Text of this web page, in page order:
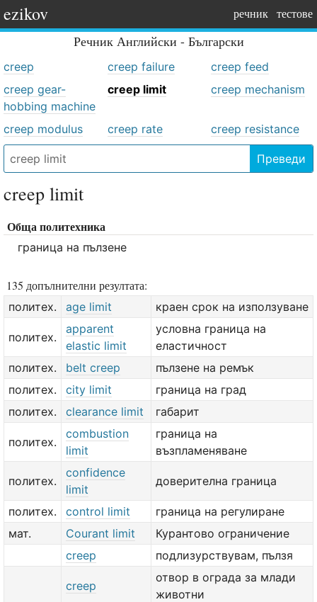
ezikov речник тестове
Речник Английски - Български
creep creep failure
creep feed
creep gear-
hobbing machine
creep limit creep mechanism
creep modulus creep rate creep resistance
Преведи
creep limit
Обща политехника
граница на пълзене
135 допълнителни резултата:
политех. age limit краен срок на използуване
политех.
apparent
elastic limit
условна граница на
еластичност
политех.
belt creep
пълзене на ремък
политех.
city limit
граница на град
политех.
clearance limit габарит
политех.
combustion
limit
граница на
възпламеняване
политех.
confidence
limit
доверителна граница
политех. control limit
граница на регулиране
мат.
Courant limit
Курантово ограничение
creep
подлизурствувам, пълзя
creep
отвор в ограда за млади
животни